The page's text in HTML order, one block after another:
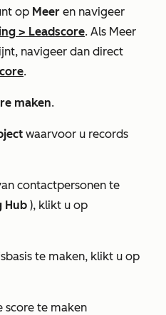
op Meer en navigeer
> Leadscore. Als Meer
navigeer dan direct
.
maken.
waarvoor u records
contactpersonen te
Hub ), klikt u op
te maken, klikt u op
score te maken